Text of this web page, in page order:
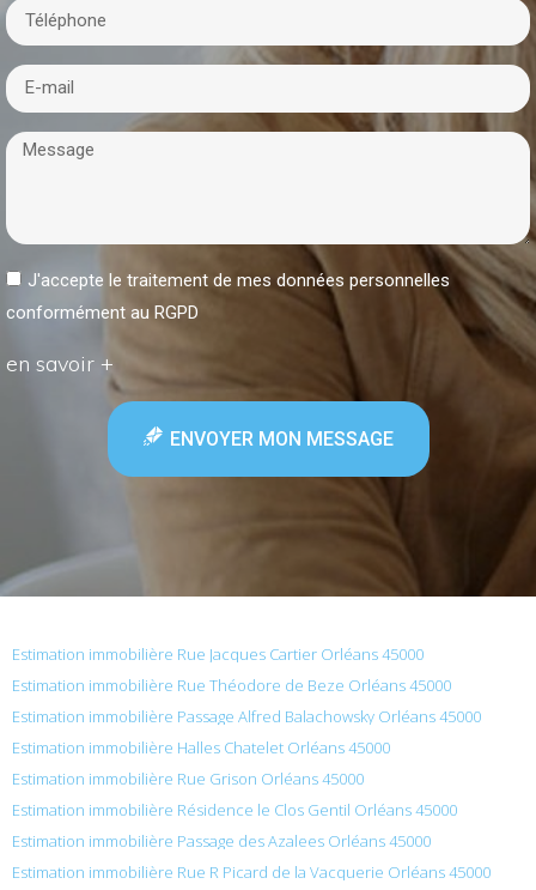
J'accepte le traitement de mes données personnelles
conformément au RGPD
en savoir +
ENVOYER MON MESSAGE
Estimation immobilière Rue Jacques Cartier Orléans 45000
Estimation immobilière Rue Théodore de Beze Orléans 45000
Estimation immobilière Passage Alfred Balachowsky Orléans 45000
Estimation immobilière Halles Chatelet Orléans 45000
Estimation immobilière Rue Grison Orléans 45000
Estimation immobilière Résidence le Clos Gentil Orléans 45000
Estimation immobilière Passage des Azalees Orléans 45000
Estimation immobilière Rue R Picard de la Vacquerie Orléans 45000